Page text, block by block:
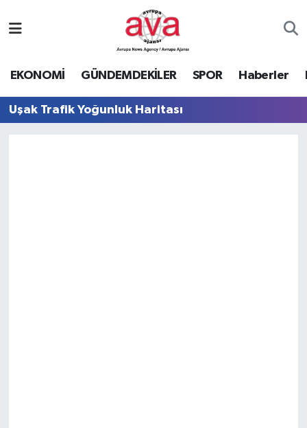
EKONOMİ GÜNDEMDEKİLER SPOR Haberler
Uşak Trafik Yoğunluk Haritası
Nöbetçi Eczaneler
Namaz Vakitleri